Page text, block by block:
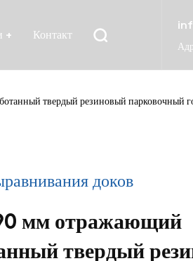
+ Контакт
твердый резиновый парковочный
доков
мм отражающий
твердый